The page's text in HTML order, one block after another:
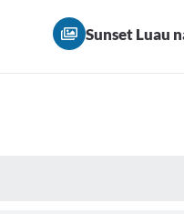
Sunset Luau